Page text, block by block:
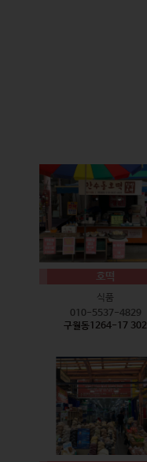
호떡
식품
010-5537-4829
구월동1264-17 302